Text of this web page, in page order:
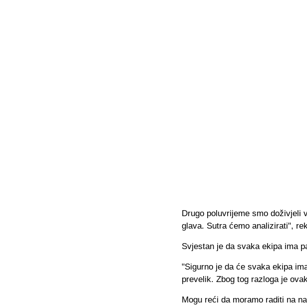
Drugo poluvrijeme smo doživjeli
glava. Sutra ćemo analizirati",
Svjestan je da svaka ekipa ima
"Sigurno je da će svaka ekipa
prevelik. Zbog tog razloga je
Mogu reći da moramo raditi na